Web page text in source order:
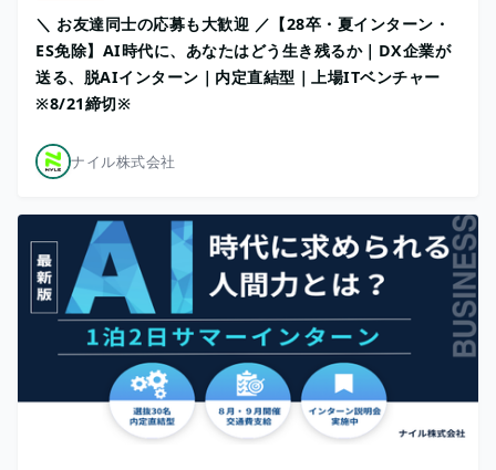
＼ お友達同士の応募も大歓迎 ／【28卒・夏インターン・
ES免除】AI時代に、あなたはどう生き残るか｜DX企業が
送る、脱AIインターン｜内定直結型｜上場ITベンチャー
※8/21締切※
ナイル株式会社